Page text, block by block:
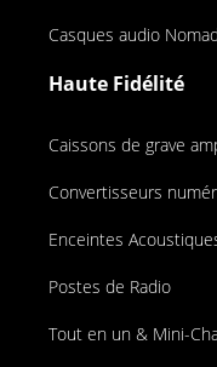
Casques audio
Haute Fidélité
Caissons de grave
Convertisseurs
Enceintes
Postes de Radio
Tout en un & Mini-